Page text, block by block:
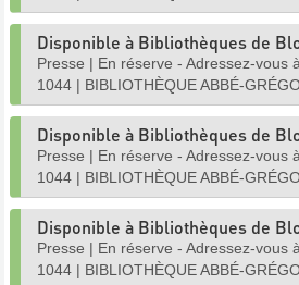
Disponible à Bibliothèques de
Presse | En réserve - Adressez-vous
1044 | BIBLIOTHÈQUE ABBÉ-
Disponible à Bibliothèques de
Presse | En réserve - Adressez-vous
1044 | BIBLIOTHÈQUE ABBÉ-
Disponible à Bibliothèques de
Presse | En réserve - Adressez-vous
1044 | BIBLIOTHÈQUE ABBÉ-